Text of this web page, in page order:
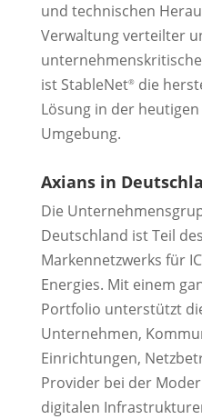
und technischen
Verwaltung verteilter
ist StableNet®die
Lösung in der
Umgebung.
Axians in
Die
Deutschland ist Teil
Markennetzwerks für
Energies. Mit einem
Portfolio unterstützt
Unternehmen,
Einrichtungen,
Provider bei der
digitalen